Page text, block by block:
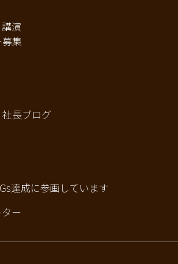
演
集
長ブログ
達成に参画しています
ー